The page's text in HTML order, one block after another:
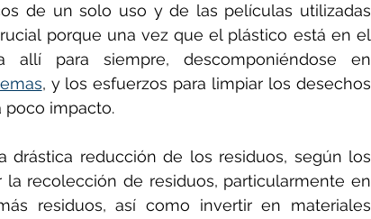
de un solo uso y de las películas utilizadas
porque una vez que el plástico está en el
, y los esfuerzos para limpiar los desechos
poco impacto.
drástica reducción de los residuos, según los
la recolección de residuos, particularmente en
residuos, así como invertir en materiales